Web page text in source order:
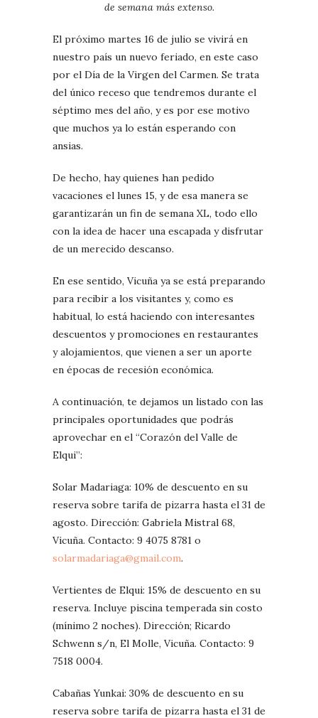
de semana más extenso.
El próximo martes 16 de julio se vivirá en
nuestro país un nuevo feriado, en este caso
por el Día de la Virgen del Carmen. Se trata
del único receso que tendremos durante el
séptimo mes del año, y es por ese motivo
que muchos ya lo están esperando con
ansias.
De hecho, hay quienes han pedido
vacaciones el lunes 15, y de esa manera se
garantizarán un fin de semana XL, todo ello
con la idea de hacer una escapada y disfrutar
de un merecido descanso.
En ese sentido, Vicuña ya se está preparando
para recibir a los visitantes y, como es
habitual, lo está haciendo con interesantes
descuentos y promociones en restaurantes
y alojamientos, que vienen a ser un aporte
en épocas de recesión económica.
A continuación, te dejamos un listado con las
principales oportunidades que podrás
aprovechar en el “Corazón del Valle de
Elqui”:
Solar Madariaga: 10% de descuento en su
reserva sobre tarifa de pizarra hasta el 31 de
agosto. Dirección: Gabriela Mistral 68,
Vicuña. Contacto: 9 4075 8781 o
solarmadariaga@gmail.com.
Vertientes de Elqui: 15% de descuento en su
reserva. Incluye piscina temperada sin costo
(mínimo 2 noches). Dirección; Ricardo
Schwenn s/n, El Molle, Vicuña. Contacto: 9
7518 0004.
Cabañas Yunkai: 30% de descuento en su
reserva sobre tarifa de pizarra hasta el 31 de